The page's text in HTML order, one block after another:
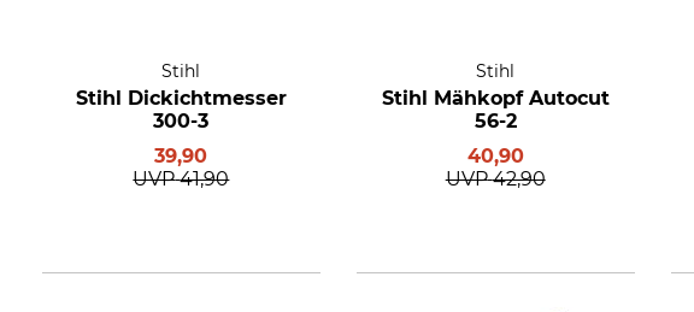
Stihl
Stihl Dickichtmesser
300-3
39,90
UVP 41,90
Stihl
Stihl Mähkopf Autocut
56-2
40,90
UVP 42,90